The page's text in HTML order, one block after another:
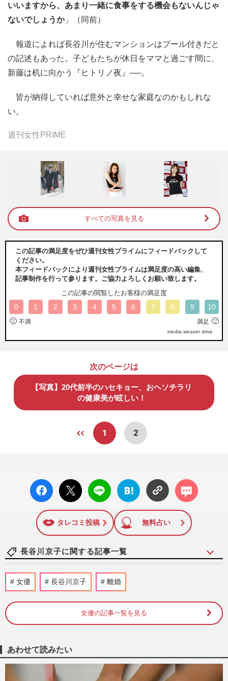
いいますから、あまり一緒に食事をする機会もないんじゃ
ないでしょうか」（同前）
報道によれば長谷川が住むマンションはプール付きだと
の記述もあった。子どもたちが休日をママと過ごす間に、
新藤は机に向かう『ヒトリノ夜』──。
皆が納得していれば意外と幸せな家庭なのかもしれな
い。
週刊女性PRIME
すべての写真を見る
この記事の満足度をぜひ週刊女性プライムにフィードバックして
ください。
本フィードバックにより週刊女性プライムは満足度の高い編集、
記事制作を行って参ります。ご協力よろしくお願い致します。
この記事の閲覧したお客様の満足度
0 1 2 3 4 5 6 7 8 9 10
🙁 不満 満足 🙂
media weaver drive
次のページは
【写真】20代前半のハセキョー、おヘソチラリ
の健康美が眩しい！
1 2
facebo
ok い
X ポス
ト
LINE
はてな
ブック
に追加
コメン
ト
タレコミ投稿 無料占い
長谷川京子に関する記事一覧
長谷川京子「目のやり場に困る」背中パッ
クリな大胆ドレス姿を披露…アラフィフ間
週刊女性PRIME 2026/6/19
は薄い唇、平成はぷっくりリップからの
「ゆらぎある唇」唇の“トレ…
週刊女性PRIME
女優 長谷川京子 離婚
女優の記事一覧を見る
あわせて読みたい